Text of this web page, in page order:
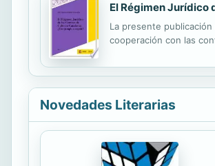
El Régimen Jurídico
La presente
cooperación con las
Novedades Literarias